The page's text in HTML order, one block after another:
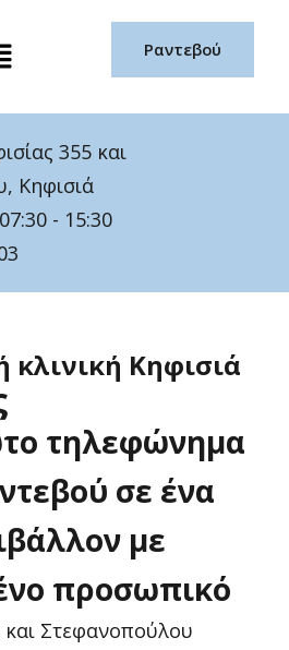
Ραντεβού
355 και
Κηφισιά
- 15:30
κλινική Κηφισιά
τηλεφώνημα
σε ένα
με
προσωπικό
Στεφανοπούλου